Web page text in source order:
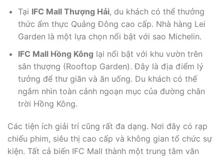
Tại IFC Mall Thượng Hải, du khách có thể thưởng
thức ẩm thực Quảng Đông cao cấp. Nhà hàng Lei
Garden là một lựa chọn nổi bật với sao Michelin.
IFC Mall Hồng Kông lại nổi bật với khu vườn trên
sân thượng (Rooftop Garden). Đây là địa điểm lý
tưởng để thư giãn và ăn uống. Du khách có thể
ngắm nhìn toàn cảnh ngoạn mục của đường chân
trời Hồng Kông.
Các tiện ích giải trí cũng rất đa dạng. Nơi đây có rạp
chiếu phim, siêu thị cao cấp và không gian tổ chức sự
kiện. Tất cả biến IFC Mall thành một trung tâm văn